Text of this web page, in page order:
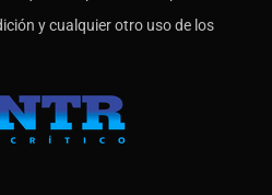
y cualquier otro uso de los